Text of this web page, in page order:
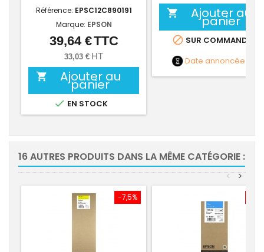
Référence: EPSC12C890191
Marque: EPSON
Prix
39,64 €TTC
33,03 € HT
 Ajouter au
panier
 EN STOCK
 Ajouter au
panier
 SUR COMMANDE
Date annoncée
16 AUTRES PRODUITS DANS LA MÊME CATÉGORIE :
>
<
-7,5%